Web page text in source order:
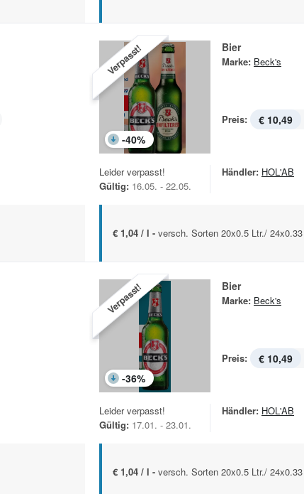
Verpasst!
-40%
Bier
Marke: Beck's
Preis: € 10,49
Leider verpasst!
Gültig: 16.05. - 22.05.
Händler: HOL'AB
€ 1,04 / l - versch. Sorten 20x0.5 Ltr./
Verpasst!
-36%
Bier
Marke: Beck's
Preis: € 10,49
Leider verpasst!
Gültig: 17.01. - 23.01.
Händler: HOL'AB
€ 1,04 / l - versch. Sorten 20x0.5 Ltr./